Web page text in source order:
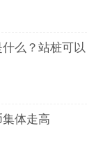
么？站桩可以
体走高